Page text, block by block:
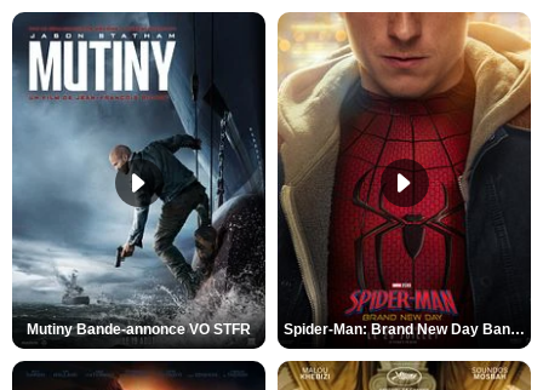
Mutiny Bande-annonce VO STFR Spider-Man: Brand New Day Bande-annonce VO STFR